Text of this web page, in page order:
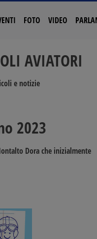
FOTO VIDEO
AVIATORI
e notizie
2023
Dorache inizialmente